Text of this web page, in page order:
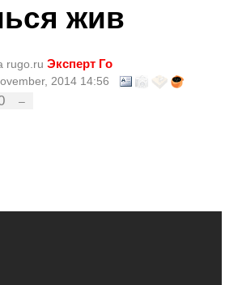
жив
rugo.ru Эксперт Го
2014 14:56
–